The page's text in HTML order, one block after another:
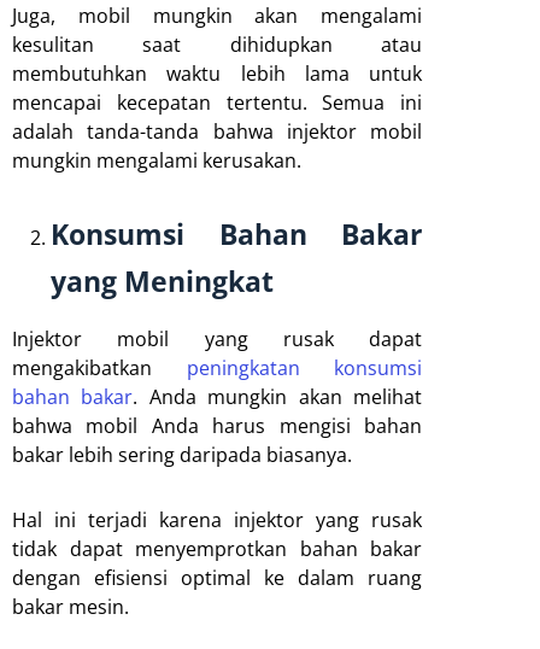
Juga, mobil mungkin akan mengalami
kesulitan saat dihidupkan atau
membutuhkan waktu lebih lama untuk
mencapai kecepatan tertentu. Semua ini
adalah tanda-tanda bahwa injektor mobil
mungkin mengalami kerusakan.
Konsumsi Bahan Bakar
yang Meningkat
Injektor mobil yang rusak dapat
mengakibatkan peningkatan konsumsi
bahan bakar. Anda mungkin akan melihat
bahwa mobil Anda harus mengisi bahan
bakar lebih sering daripada biasanya.
Hal ini terjadi karena injektor yang rusak
tidak dapat menyemprotkan bahan bakar
dengan efisiensi optimal ke dalam ruang
bakar mesin.